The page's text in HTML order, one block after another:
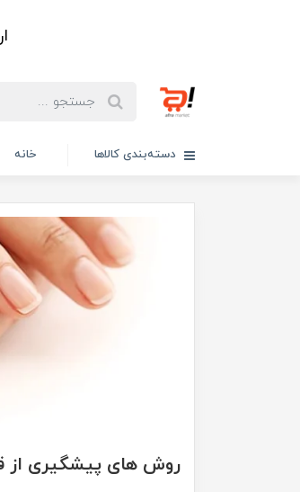
دسته‌بندی کالاها خانه
روش های پیشگیری از